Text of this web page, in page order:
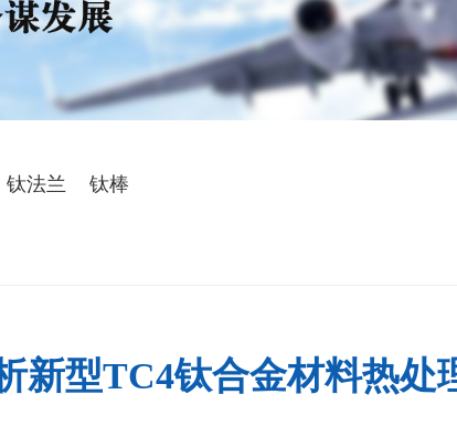
钛法兰 钛棒
新型TC4钛合金材料热处